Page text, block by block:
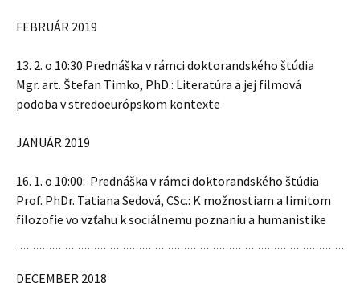
FEBRUÁR 2019
13. 2. o 10:30 Prednáška v rámci doktorandského štúdia
Mgr. art. Štefan Timko, PhD.: Literatúra a jej filmová
podoba v stredoeurópskom kontexte
JANUÁR 2019
16. 1. o 10:00: Prednáška v rámci doktorandského štúdia
Prof. PhDr. Tatiana Sedová, CSc.: K možnostiam a limitom
filozofie vo vzťahu k sociálnemu poznaniu a humanistike
DECEMBER 2018